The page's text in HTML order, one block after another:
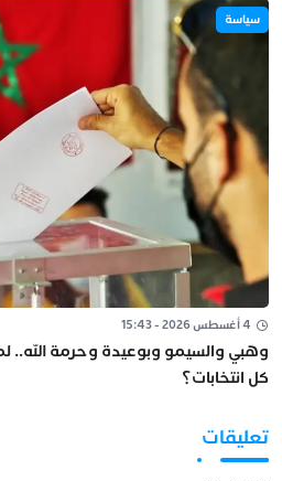
سياسة
4 أغسطس 2026 - 15:43
وهبي والسيمو وبوعيدة وحرمة الله..
كل انتخابات؟
تعليقات